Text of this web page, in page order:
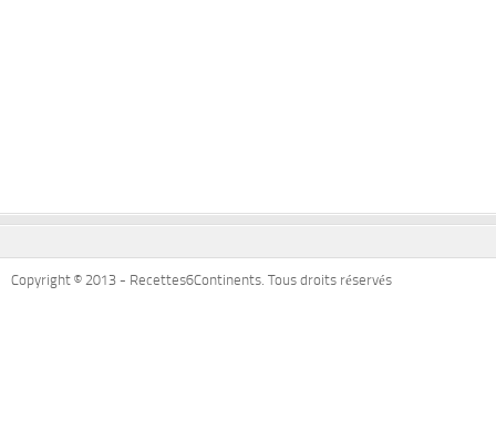
Copyright © 2013 - Recettes6Continents. Tous droits réservés